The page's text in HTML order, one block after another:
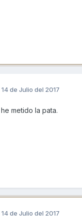
14 de Julio del 2017
metido la pata.
14 de Julio del 2017